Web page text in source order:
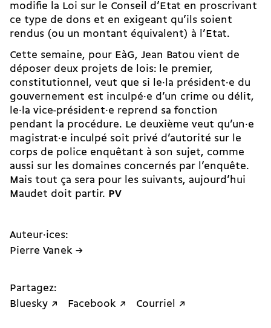
modifie la Loi sur le Conseil d’Etat en proscrivant
ce type de dons et en exigeant qu’ils soient
rendus (ou un montant équivalent) à l’Etat.
Cette semaine, pour EàG, Jean Batou vient de
déposer deux projets de lois: le premier,
constitutionnel, veut que si le·la président·e du
gouvernement est inculpé·e d’un crime ou délit,
le·la vice-président·e reprend sa fonction
pendant la procédure. Le deuxième veut qu’un·e
magistrat·e inculpé soit privé d’autorité sur le
corps de police enquêtant à son sujet, comme
aussi sur les domaines concernés par l’enquête.
Mais tout ça sera pour les suivants, aujourd’hui
Maudet doit partir. PV
Auteur·ices:
Pierre Vanek →
Partagez:
Bluesky ↗
Facebook ↗ Courriel ↗